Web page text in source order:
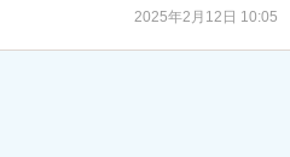
2025年2月12日 10:05